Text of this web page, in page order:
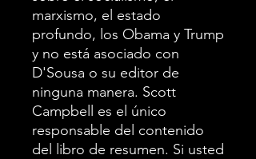
marxismo, el estado
profundo, los Obama y Trump
y no está asociado con
D'Sousa o su editor de
ninguna manera. Scott
Campbell es el único
responsable del contenido
del libro de resumen. Si usted